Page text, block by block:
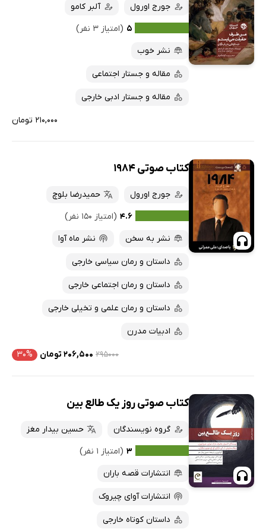
جورج اورول
آلبر کامو
۵ (امتیاز ۳ نفر)
نشر خوب
مقاله و جستار اجتماعی
مقاله و جستار ادبی خارجی
۲۱۰,۰۰۰ تومان
کتاب صوتی 1984
جورج اورول
حمیدرضا بلوچ
۴.۶ (امتیاز ۱۵۰ نفر)
نشر به سخن
نشر ماه آوا
داستان و رمان سیاسی خارجی
داستان و رمان اجتماعی خارجی
داستان و رمان علمی و تخیلی خارجی
ادبیات مدرن
۲۹۵۰۰۰ ۲۰۶,۵۰۰ تومان ۳۰%
کتاب صوتی روز یک طالع بین
گروه نویسندگان
حسین بیدار مغز
۳ (امتیاز ۱ نفر)
انتشارات قصه باران
انتشارات آوای چیروک
داستان کوتاه خارجی